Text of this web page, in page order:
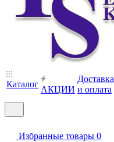
Каталог
АКЦИИ
Доставка
и оплата
Избранные товары 0